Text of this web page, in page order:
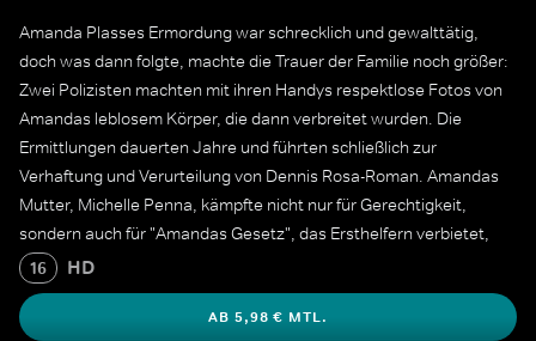
Amanda Plasses Ermordung war schrecklich und gewalttätig,
doch was dann folgte, machte die Trauer der Familie noch größer:
Zwei Polizisten machten mit ihren Handys respektlose Fotos von
Amandas leblosem Körper, die dann verbreitet wurden. Die
Ermittlungen dauerten Jahre und führten schließlich zur
Verhaftung und Verurteilung von Dennis Rosa-Roman. Amandas
Mutter, Michelle Penna, kämpfte nicht nur für Gerechtigkeit,
sondern auch für "Amandas Gesetz", das Ersthelfern verbietet,
nicht-genehmigte Tatortfotos weiterzugeben, um die Würde und
Privatsphäre der Opfer und ihrer Familien zu wahren.
16 HD
AB 5,98 € MTL.